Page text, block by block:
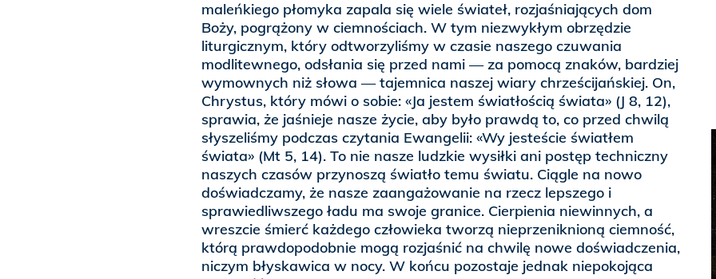
maleńkiego płomyka zapala się wiele świateł, rozjaśniających dom
Boży, pogrążony w ciemnościach. W tym niezwykłym obrzędzie
liturgicznym, który odtworzyliśmy w czasie naszego czuwania
modlitewnego, odsłania się przed nami — za pomocą znaków, bardziej
wymownych niż słowa — tajemnica naszej wiary chrześcijańskiej. On,
Chrystus, który mówi o sobie: «Ja jestem światłością świata» (J 8, 12),
sprawia, że jaśnieje nasze życie, aby było prawdą to, co przed chwilą
słyszeliśmy podczas czytania Ewangelii: «Wy jesteście światłem
świata» (Mt 5, 14). To nie nasze ludzkie wysiłki ani postęp techniczny
naszych czasów przynoszą światło temu światu. Ciągle na nowo
doświadczamy, że nasze zaangażowanie na rzecz lepszego i
sprawiedliwszego ładu ma swoje granice. Cierpienia niewinnych, a
wreszcie śmierć każdego człowieka tworzą nieprzeniknioną ciemność,
którą prawdopodobnie mogą rozjaśnić na chwilę nowe doświadczenia,
niczym błyskawica w nocy. W końcu pozostaje jednak niepokojąca